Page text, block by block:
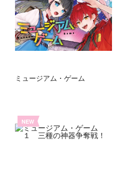
ミュージアム・ゲーム
NEW